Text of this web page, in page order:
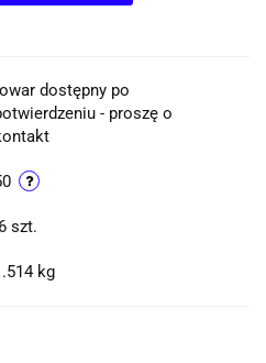
dostępny po
- proszę o
6 szt.
kg